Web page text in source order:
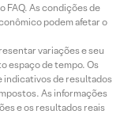
FAQ. As condições de
podem afetar o
variações e seu
espaço de tempo. Os
indicativos de resultados
As informações
e os resultados reais